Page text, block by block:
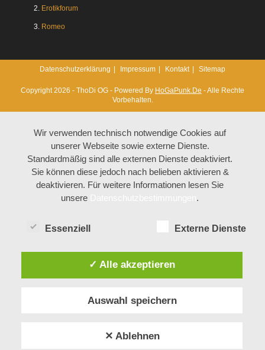
2. Erotikforum
3. Romeo
Datenschutzerklärung Impressum Kontakt Sitemap
Copyright 2026 - ThoDi OG - Powered By HoGaPunk.de - Alle Rechte
Vorbehalten.
Wir verwenden technisch notwendige Cookies auf
unserer Webseite sowie externe Dienste.
Standardmäßig sind alle externen Dienste deaktiviert.
Sie können diese jedoch nach belieben aktivieren &
deaktivieren. Für weitere Informationen lesen Sie
unsere
.
Essenziell Externe Dienste
✓ Alle akzeptieren
Auswahl speichern
✕ Ablehnen